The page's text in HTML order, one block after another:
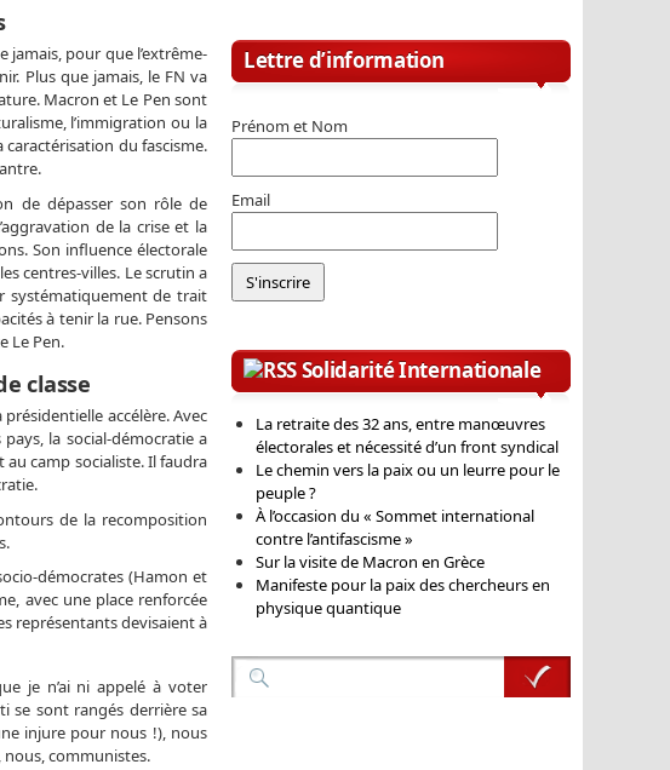
pour que l’extrême-
Plus que jamais, le FN va
Macron et Le Pen sont
l’immigration ou la
du fascisme.
de dépasser son rôle de
de la crise et la
Son influence électorale
centres-villes. Le scrutin a
systématiquement de trait
à tenir la rue. Pensons
Le Pen.
classe
accélère. Avec
la social-démocratie a
au camp socialiste. Il faudra
de la recomposition
démocrates (Hamon et
avec une place renforcée
représentants devisaient à
je n’ai ni appelé à voter
se sont rangés derrière sa
injure pour nous !), nous
communistes.
Lettre d’information
Prénom et Nom
Email
Solidarité Internationale
La retraite des 32 ans, entre manœuvres
électorales et nécessité d’un front syndical
Le chemin vers la paix ou un leurre pour le
peuple ?
À l’occasion du « Sommet international
contre l’antifascisme »
Sur la visite de Macron en Grèce
Manifeste pour la paix des chercheurs en
physique quantique